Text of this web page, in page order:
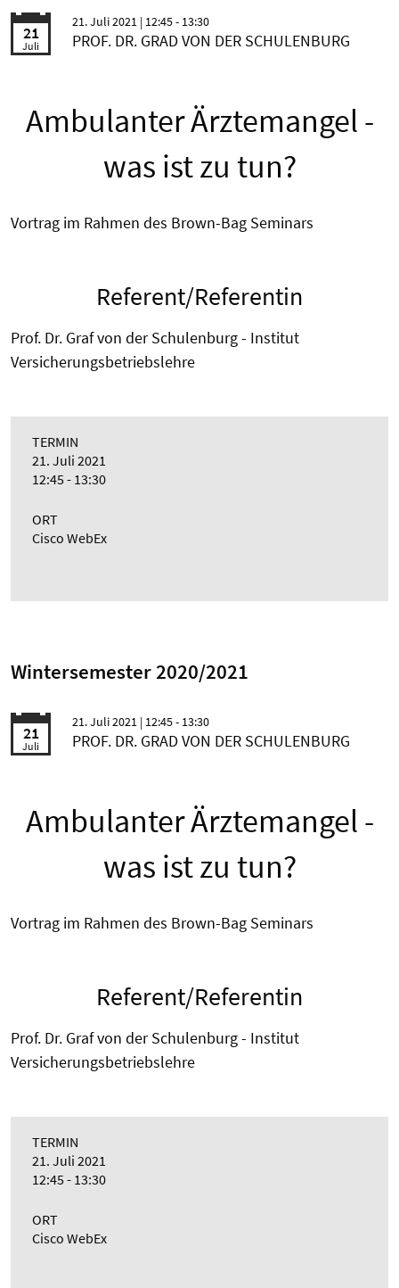
21
Juli
21. Juli 2021 | 12:45 - 13:30
PROF. DR. GRAD VON DER SCHULENBURG
Ambulanter Ärztemangel -
was ist zu tun?
Vortrag im Rahmen des Brown-Bag Seminars
Referent/Referentin
Prof. Dr. Graf von der Schulenburg - Institut
Versicherungsbetriebslehre
TERMIN
21. Juli 2021
12:45 - 13:30
ORT
Cisco WebEx
Wintersemester 2020/2021
21
Juli
21. Juli 2021 | 12:45 - 13:30
PROF. DR. GRAD VON DER SCHULENBURG
Ambulanter Ärztemangel -
was ist zu tun?
Vortrag im Rahmen des Brown-Bag Seminars
Referent/Referentin
Prof. Dr. Graf von der Schulenburg - Institut
Versicherungsbetriebslehre
TERMIN
21. Juli 2021
12:45 - 13:30
ORT
Cisco WebEx